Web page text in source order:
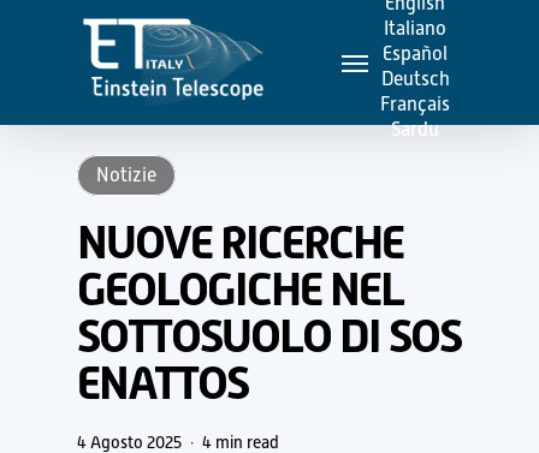
content
Menu
Italiano
Español
Deutsch
Français
Sardu
Notizie
NUOVE RICERCHE
GEOLOGICHE NEL
SOTTOSUOLO DI SOS
ENATTOS
4 Agosto 2025 4 min read